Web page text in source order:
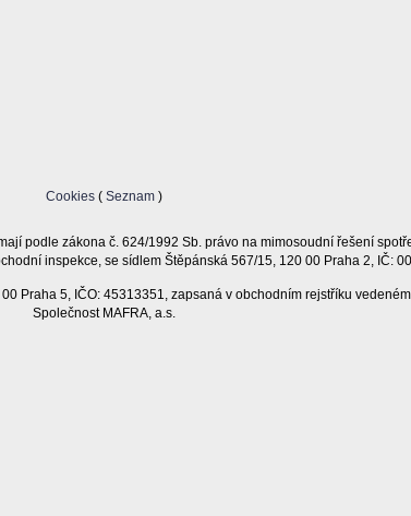
Cookies (Seznam )
podle zákona č. 624/1992 Sb. právo na mimosoudní řešení
inspekce, se sídlem Štěpánská 567/15, 120 00 Praha 2, IČ:
Praha 5, IČO: 45313351, zapsaná v obchodním rejstříku
Společnost MAFRA, a.s.